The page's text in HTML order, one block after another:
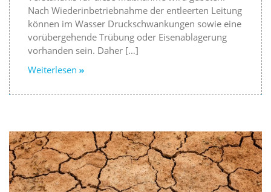
Nach Wiederinbetriebnahme der entleerten Leitung
können im Wasser Druckschwankungen sowie eine
vorübergehende Trübung oder Eisenablagerung
vorhanden sein. Daher […]
Weiterlesen